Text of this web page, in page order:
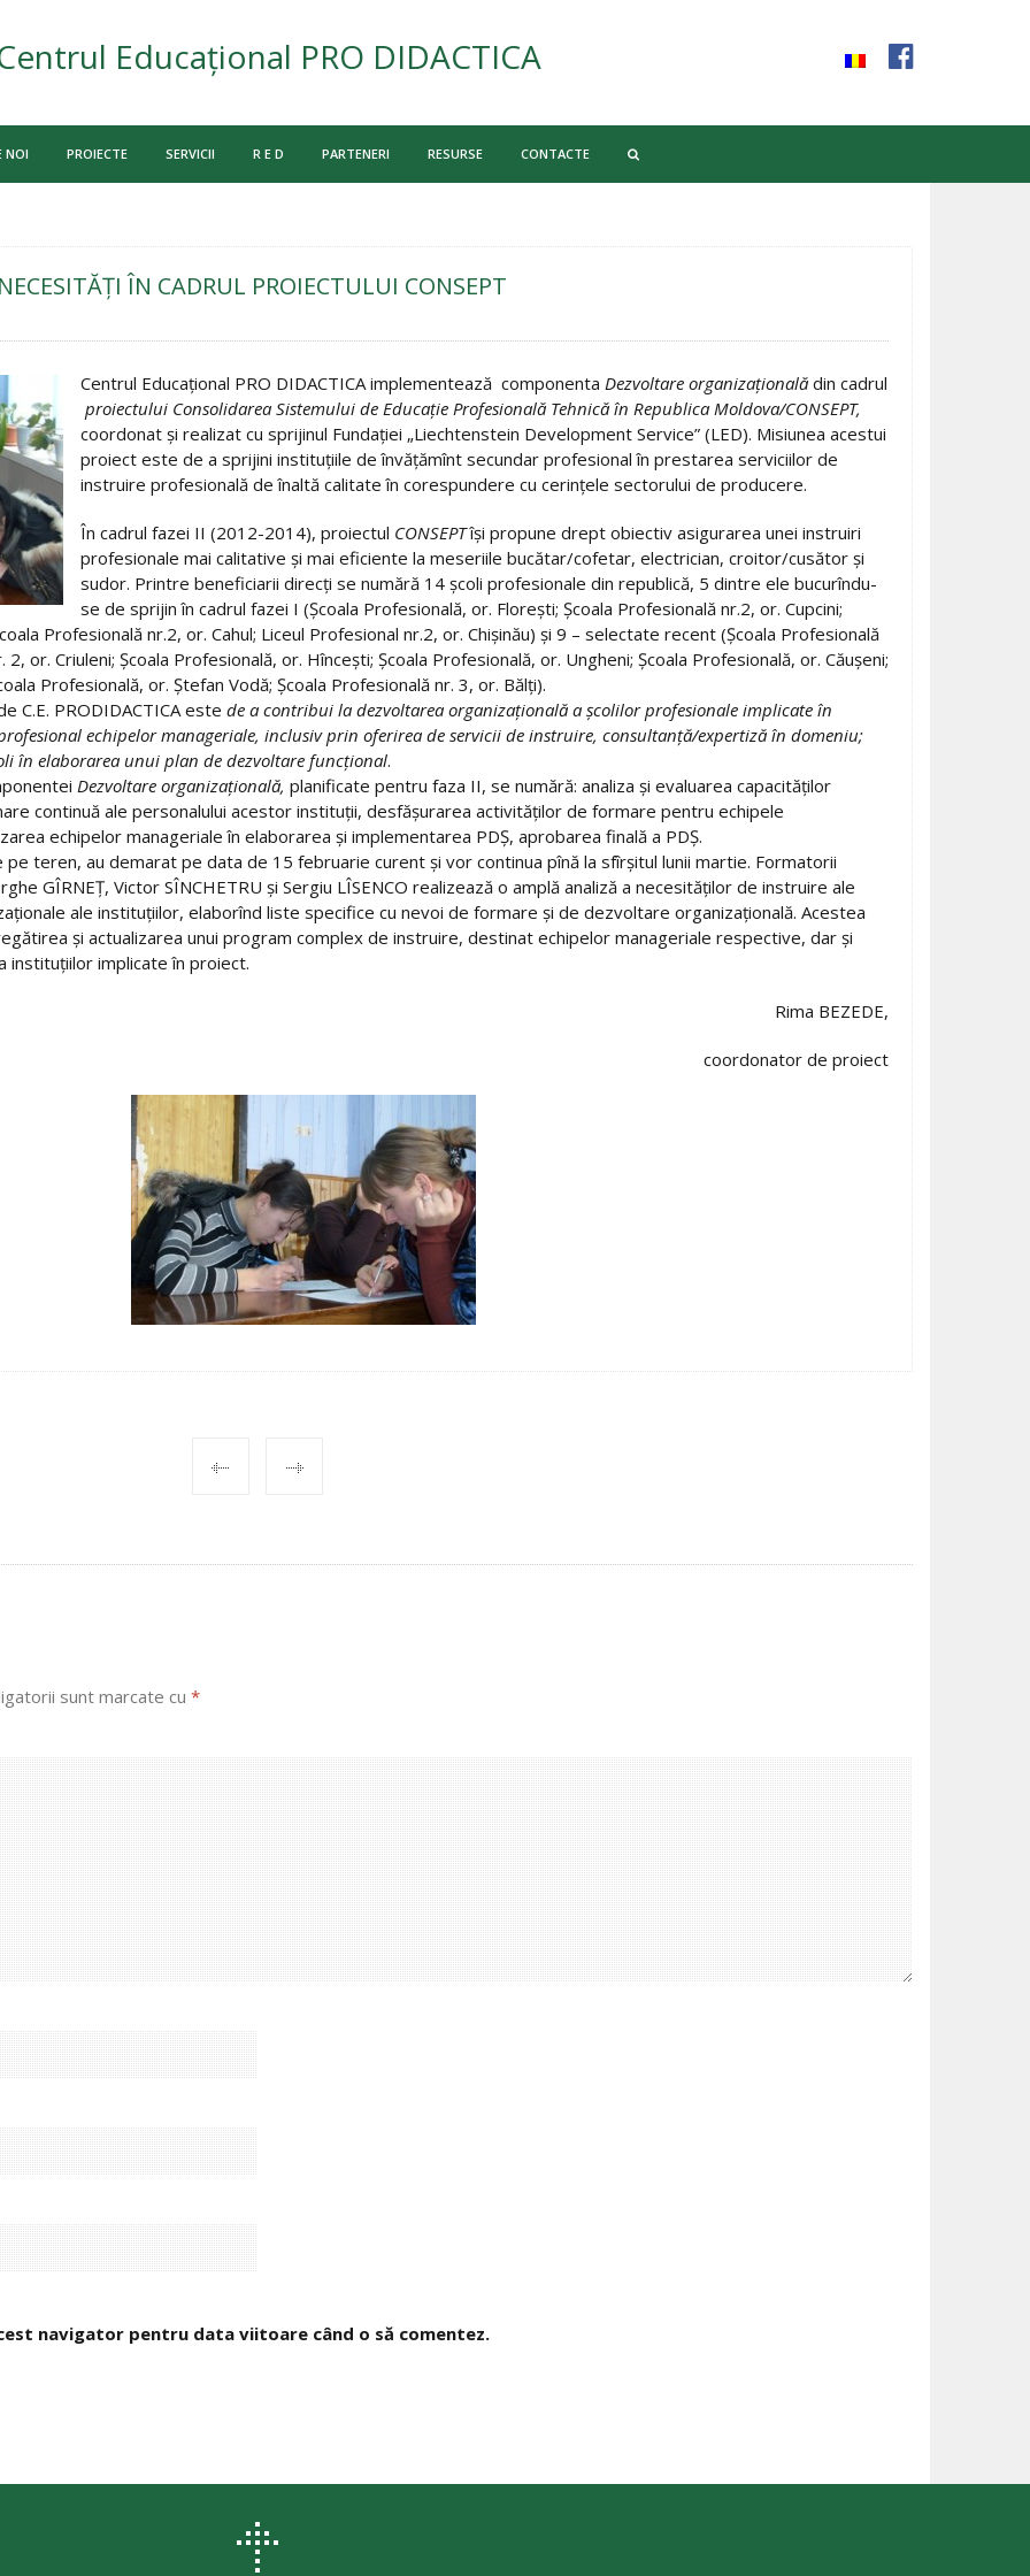
Educațional PRO DIDACTICA
NOI PROIECTE SERVICII R E D PARTENERI RESURSE CONTACTE
ÎN CADRUL PROIECTULUI CONSEPT
Centrul Educaţional PRO DIDACTICA implementează componenta Dezvoltare organizaţională din cadrul
proiectului Consolidarea Sistemului de Educaţie Profesională Tehnică în Republica Moldova/CONSEPT,
coordonat şi realizat cu sprijinul Fundaţiei „Liechtenstein Development Service” (LED). Misiunea acestui
proiect este de a sprijini instituţiile de învăţămînt secundar profesional în prestarea serviciilor de
instruire profesională de înaltă calitate în corespundere cu cerinţele sectorului de producere.
În cadrul fazei II (2012-2014), proiectul CONSEPTîşi propune drept obiectiv asigurarea unei instruiri
profesionale mai calitative şi mai eficiente la meseriile bucătar/cofetar, electrician, croitor/cusător şi
sudor. Printre beneficiarii direcţi se numără 14 şcoli profesionale din republică, 5 dintre ele bucurîndu-
se de sprijin în cadrul fazei I (Şcoala Profesională, or. Floreşti; Şcoala Profesională nr.2, or. Cupcini;
Profesională nr.2, or. Cahul; Liceul Profesional nr.2, or. Chişinău) şi 9 – selectate recent (Şcoala Profesională
or. Criuleni; Şcoala Profesională, or. Hînceşti; Şcoala Profesională, or. Ungheni; Şcoala Profesională, or. Căuşeni;
Profesională, or. Ştefan Vodă; Şcoala Profesională nr. 3, or. Bălţi).
C.E. PRODIDACTICA este de a contribui la dezvoltarea organizaţională a şcolilor profesionale implicate în
echipelor manageriale, inclusiv prin oferirea de servicii de instruire, consultanţă/expertiză în domeniu;
în elaborarea unui plan de dezvoltare funcţional.
Dezvoltare organizaţională, planificate pentru faza II, se numără: analiza şi evaluarea capacităţilor
continuă ale personalului acestor instituţii, desfăşurarea activităţilor de formare pentru echipele
echipelor manageriale în elaborarea şi implementarea PDŞ, aprobarea finală a PDŞ.
teren, au demarat pe data de 15 februarie curent şi vor continua pînă la sfîrşitul lunii martie. Formatorii
GÎRNEŢ, Victor SÎNCHETRU şi Sergiu LÎSENCO realizează o amplă analiză a necesităţilor de instruire ale
ale instituţiilor, elaborînd liste specifice cu nevoi de formare şi de dezvoltare organizaţională. Acestea
şi actualizarea unui program complex de instruire, destinat echipelor manageriale respective, dar şi
instituţiilor implicate în proiect.
Rima BEZEDE,
coordonator de proiect
sunt marcate cu *
navigator pentru data viitoare când o să comentez.